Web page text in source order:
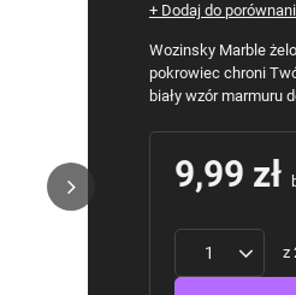
+ Dodaj do
Wozinsky Marble
pokrowiec chroni
biały wzór marmuru
9,99 zł
z